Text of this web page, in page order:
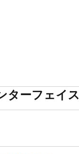
ターフェイ